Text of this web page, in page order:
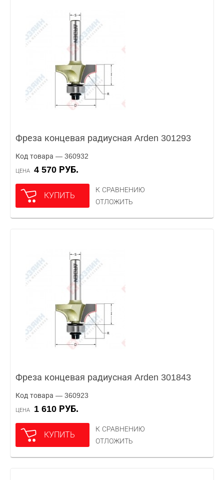
Фреза концевая радиусная Arden 301293
Код товара — 360932
ЦЕНА 4 570 РУБ.
КУПИТЬ
К СРАВНЕНИЮ
ОТЛОЖИТЬ
Фреза концевая радиусная Arden 301843
Код товара — 360923
ЦЕНА 1 610 РУБ.
КУПИТЬ
К СРАВНЕНИЮ
ОТЛОЖИТЬ